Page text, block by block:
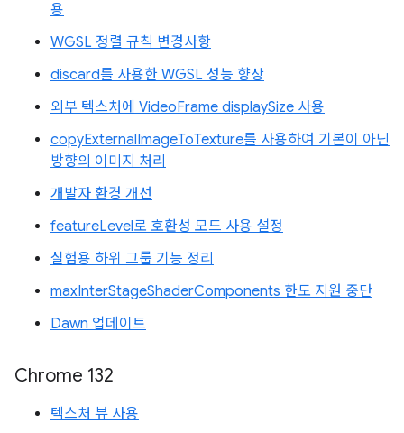
용
WGSL 정렬 규칙 변경사항
discard를 사용한 WGSL 성능 향상
외부 텍스처에 VideoFrame displaySize 사용
copyExternalImageToTexture를 사용하여 기본이 아닌
방향의 이미지 처리
개발자 환경 개선
featureLevel로 호환성 모드 사용 설정
실험용 하위 그룹 기능 정리
maxInterStageShaderComponents 한도 지원 중단
Dawn 업데이트
Chrome 132
텍스처 뷰 사용